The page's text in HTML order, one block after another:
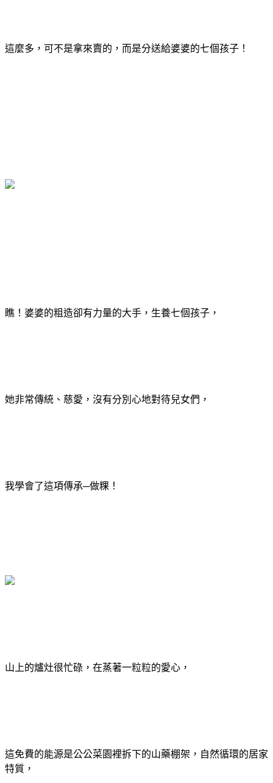
這麼多，可不是拿來賣的，而是分送給婆婆的七個孩子！
瞧！婆婆的粗造卻有力量的大手，生養七個孩子，
她非常傳統、慈愛，沒有分別心地對待兒女們，
我學會了這項傳承─做粿！
山上的爐灶很忙碌，在蒸著一粒粒的愛心，
這免費的能源是公公菜園裡拆下的山藥棚架，自然循環的居家
特質，